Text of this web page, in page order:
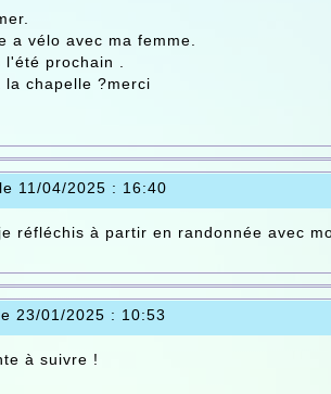
a vélo avec ma femme.
l'été prochain .
chapelle ?merci
le 11/04/2025 : 16:40
réfléchis à partir en randonnée avec
23/01/2025 : 10:53
à suivre !